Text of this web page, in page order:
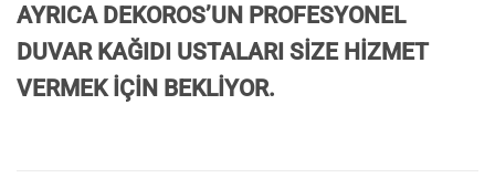
AYRICA DEKOROS’UN PROFESYONEL
DUVAR KAĞIDI USTALARI SİZE HİZMET
VERMEK İÇİN BEKLİYOR.